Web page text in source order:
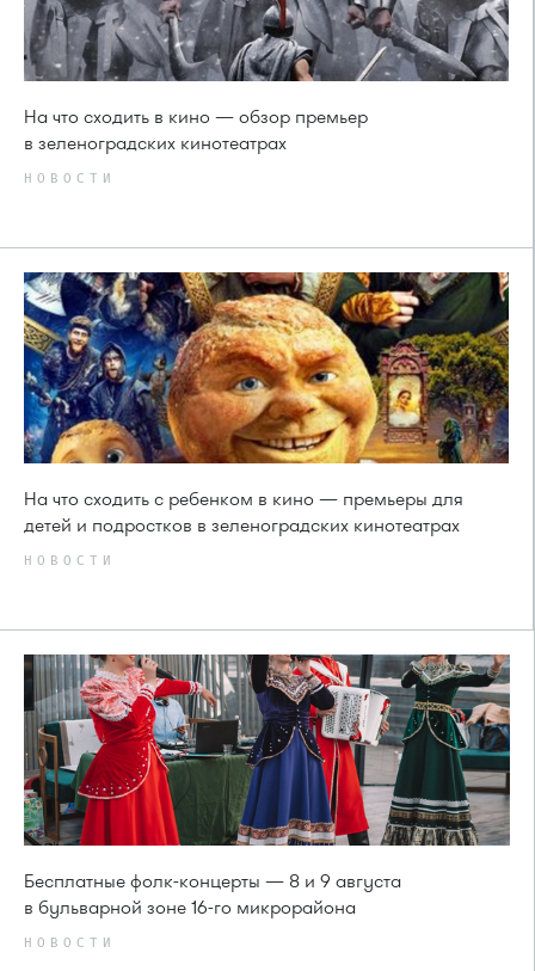
На что сходить в кино — обзор премьер
в зеленоградских кинотеатрах
НОВОСТИ
На что сходить с ребенком в кино — премьеры для
детей и подростков в зеленоградских кинотеатрах
НОВОСТИ
Бесплатные фолк-концерты — 8 и 9 августа
в бульварной зоне 16-го микрорайона
НОВОСТИ